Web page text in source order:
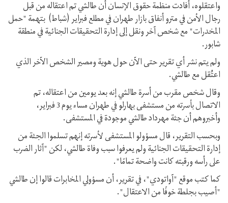
واعتقلوه، أفادت منظمة حقوق الإنسان أن طالشي تم اعتقاله من قبل
رجال الأمن في مترو أنفاق بازار طهران في مطلع فبراير (شباط) بتهمة "حمل
المخدرات" مع شخص آخر ونقل إلى إدارة التحقيقات الجنائية في منطقة
شابور.
ولم يتم نشر أي تقرير حتى الآن حول هوية ومصير الشخص الآخر الذي
اعتُقل مع طالشي.
وقال شخص مقرب من أسرة طالشي إنه بعد يومين من اعتقاله، تم
الاتصال بأسرته من مستشفى بهارلو في طهران مساء يوم 3 فبراير،
وأخبروهم أن جثة مهرداد طالشي موجودة في المستشفى.
وبحسب التقرير، قال مسؤولو المستشفى لأسرته إنهم تسلموا الجثة من
إدارة التحقيقات الجنائية ولم يعرفوا سبب وفاة طالشي، لكن "آثار الضرب
على رأسه ورقبته كانت واضحة تمامًا".
كما كتب موقع "آواتودي"، في تقرير، أن مسؤولي المخابرات قالوا إن طالشي
"أصيب بجلطة خوفًا من الاعتقال".